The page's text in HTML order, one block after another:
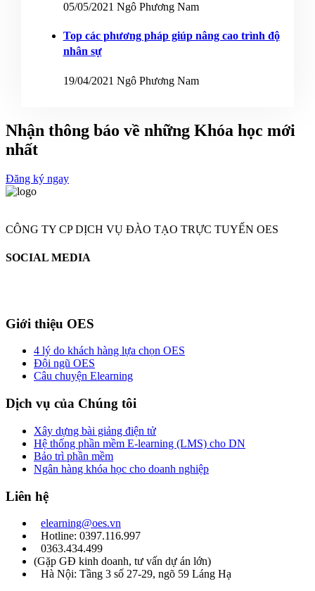
05/05/2021 Ngô Phương Nam
Top các phương pháp giúp nâng cao trình độ
nhân sự
19/04/2021 Ngô Phương Nam
Nhận thông báo về những Khóa học mới
nhất
Đăng ký ngay
CÔNG TY CP DỊCH VỤ ĐÀO TẠO TRỰC TUYẾN OES
SOCIAL MEDIA
Giới thiệu OES
4 lý do khách hàng lựa chọn OES
Đội ngũ OES
Câu chuyện Elearning
Dịch vụ của Chúng tôi
Xây dựng bài giảng điện tử
Hệ thống phần mềm E-learning (LMS) cho DN
Bảo trì phần mềm
Ngân hàng khóa học cho doanh nghiệp
Liên hệ
elearning@oes.vn
Hotline: 0397.116.997
0363.434.499
(Gặp GĐ kinh doanh, tư vấn dự án lớn)
Hà Nội: Tầng 3 số 27-29, ngõ 59 Láng Hạ